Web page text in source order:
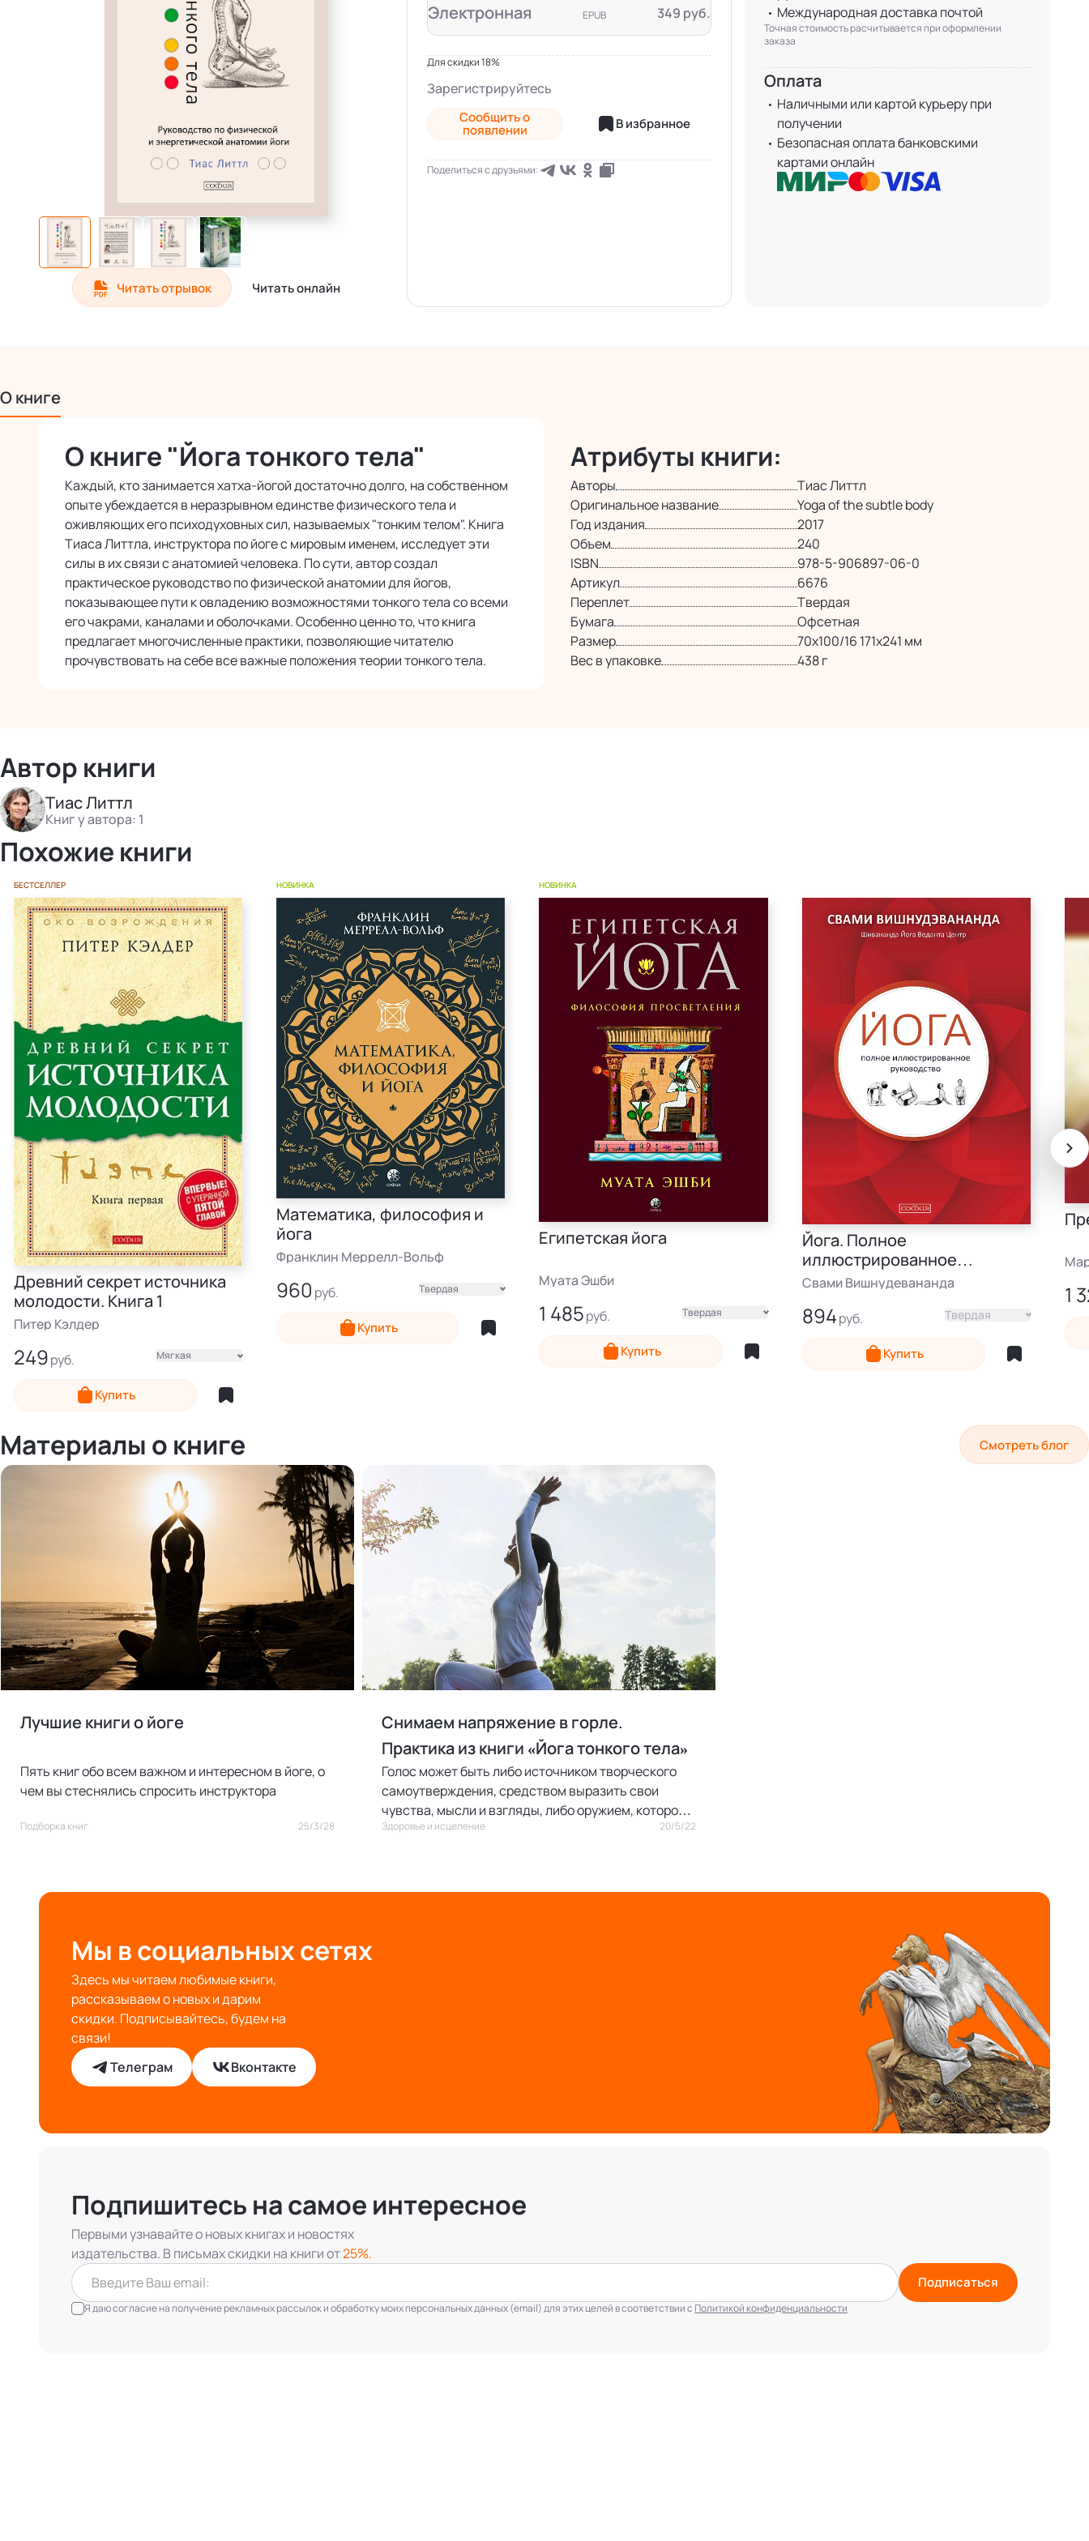
Читать отрывок Читать онлайн
Электронная EPUB 349 руб.
Для скидки 18%
Зарегистрируйтесь
Сообщить о
появлении В избранное
Поделиться с друзьями:
Международная доставка почтой
Точная стоимость расчитывается при оформлении
заказа
Оплата
Наличными или картой курьеру при
получении
Безопасная оплата банковскими
картами онлайн
О книге
О книге "Йога тонкого тела"
Каждый, кто занимается хатха-йогой достаточно долго, на собственном
опыте убеждается в неразрывном единстве физического тела и
оживляющих его психодуховных сил, называемых "тонким телом". Книга
Тиаса Литтла, инструктора по йоге с мировым именем, исследует эти
силы в их связи с анатомией человека. По сути, автор создал
практическое руководство по физической анатомии для йогов,
показывающее пути к овладению возможностями тонкого тела со всеми
его чакрами, каналами и оболочками. Особенно ценно то, что книга
предлагает многочисленные практики, позволяющие читателю
прочувствовать на себе все важные положения теории тонкого тела.
Атрибуты книги:
Авторы
Тиас Литтл
Оригинальное название
Yoga of the subtle body
Год издания
2017
Объем
240
ISBN
978-5-906897-06-0
Артикул
6676
Переплет
Твердая
Бумага
Офсетная
Размер
70х100/16 171х241 мм
Вес в упаковке
438 г
Автор книги
Тиас Литтл
Книг у автора: 1
Похожие книги
БЕСТСЕЛЛЕР
Древний секрет источника
молодости. Книга 1
Питер Кэлдер
249 Мягкая
Электронная
Купить
НОВИНКА
Математика, философия и
йога
Франклин Меррелл-Вольф
960 Твердая
Электронная
Купить
НОВИНКА
Египетская йога
Муата Эшби
1 485 Твердая
Электронная
Купить
Йога. Полное
иллюстрированное
руководство
Свами Вишнудевананда
894 Твердая
Купить
1
Материалы о книге Смотреть блог
Лучшие книги о йоге
Пять книг обо всем важном и интересном в йоге, о
чем вы стеснялись спросить инструктора
Подборка книг 25/3/28
Снимаем напряжение в горле.
Практика из книги «Йога тонкого тела»
Голос может быть либо источником творческого
самоутверждения, средством выразить свои
чувства, мысли и взгляды, либо оружием, которое
разделяет, разлагает и разрушает.
Здоровье и исцеление 20/5/22
Мы в социальных сетях
Здесь мы читаем любимые книги,
рассказываем о новых и дарим
скидки. Подписывайтесь, будем на
связи!
Телеграм
Вконтакте
Подпишитесь на самое интересное
Первыми узнавайте о новых книгах и новостях
издательства. В письмах скидки на книги от25%.
Подписаться
Я даю согласие на получение рекламных рассылок и обработку моих персональных данных (email) для этих целей в соответствии с Политикой конфиденциальности